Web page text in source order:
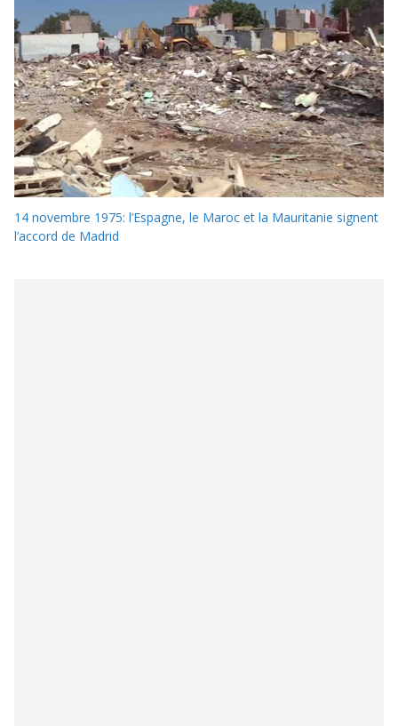
14 novembre 1975: l’Espagne, le Maroc et la Mauritanie signent
l’accord de Madrid